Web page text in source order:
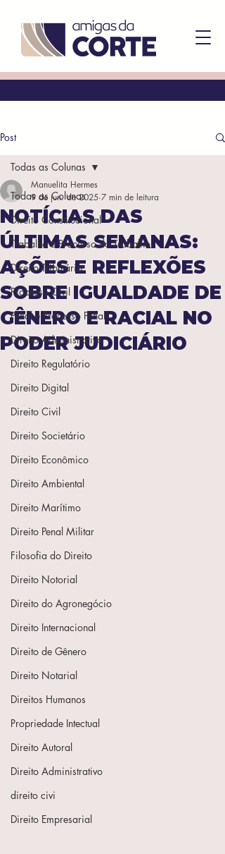
Post
Todas as Colunas
Direito Constitucional
Trabalho e Processo do Trabalho
Direito Tributário
Processo Civil
Penal e Processo Penal
Direito Administrativo
Direito Regulatório
Direito Digital
Direito Civil
Direito Societário
Direito Econômico
Direito Ambiental
Direito Marítimo
Direito Penal Militar
Filosofia do Direito
Direito Notorial
Direito do Agronegócio
Direito Internacional
Direito de Gênero
Direito Notarial
Direitos Humanos
Propriedade Intectual
Direito Autoral
Direito Administrativo
direito civi
Direito Empresarial
Todas as Colunas
NOTÍCIAS DAS
ÚLTIMAS SEMANAS:
AÇÕES E REFLEXÕES
SOBRE IGUALDADE DE
GÊNERO E RACIAL NO
PODER JUDICIÁRIO
Manuelita Hermes
9 de jun. de 2025 7 min de leitura